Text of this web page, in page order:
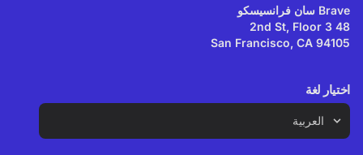
Brave سان فرانسيسكو
48 2nd St, Floor 3
San Francisco, CA 94105
اختيار لغة